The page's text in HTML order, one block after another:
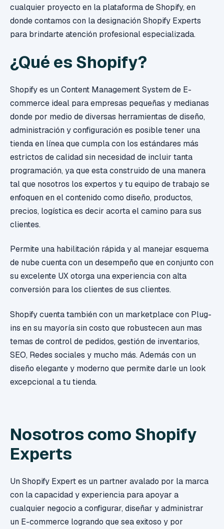
cualquier proyecto en la plataforma de Shopify, en
donde contamos con la designación Shopify Experts
para brindarte atención profesional especializada.
¿Qué es Shopify?
Shopify es un Content Management System de E-
commerce ideal para empresas pequeñas y medianas
donde por medio de diversas herramientas de diseño,
administración y configuración es posible tener una
tienda en línea que cumpla con los estándares más
estrictos de calidad sin necesidad de incluir tanta
programación, ya que esta construido de una manera
tal que nosotros los expertos y tu equipo de trabajo se
enfoquen en el contenido como diseño, productos,
precios, logística es decir acorta el camino para sus
clientes.
Permite una habilitación rápida y al manejar esquema
de nube cuenta con un desempeño que en conjunto con
su excelente UX otorga una experiencia con alta
conversión para los clientes de sus clientes.
Shopify cuenta también con un marketplace con Plug-
ins en su mayoría sin costo que robustecen aun mas
temas de control de pedidos, gestión de inventarios,
SEO, Redes sociales y mucho más. Además con un
diseño elegante y moderno que permite darle un look
excepcional a tu tienda.
Nosotros como Shopify
Experts
Un Shopify Expert es un partner avalado por la marca
con la capacidad y experiencia para apoyar a
cualquier negocio a configurar, diseñar y administrar
un E-commerce logrando que sea exitoso y por